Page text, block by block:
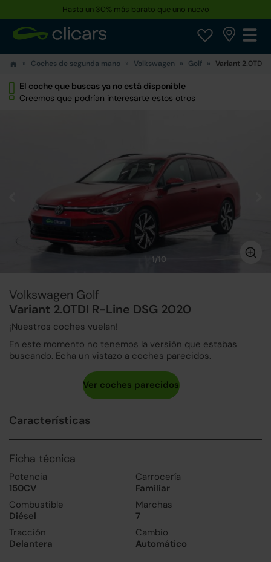
Hasta un 30% más barato que uno nuevo
Coches de segunda mano Volkswagen Golf Variant 2.0TDI
El coche que buscas ya no está disponible
Creemos que podrían interesarte estos otros
1/10
Volkswagen Golf
Variant 2.0TDI R-Line DSG 2020
¡Nuestros coches vuelan!
En este momento no tenemos la versión que estabas
buscando. Echa un vistazo a coches parecidos.
Características
Ficha técnica
Potencia
150CV
Carrocería
Familiar
Combustible
Diésel
Marchas
7
Tracción
Delantera
Cambio
Automático